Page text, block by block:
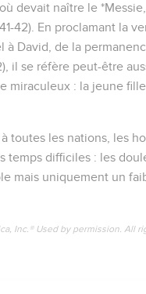
devait naître le
42). En proclamant la
David, de la
il se réfère peut-être
miraculeux : la jeune
toutes les nations, les
difficiles : les
mais uniquement un
Inc.® Used by permission. All